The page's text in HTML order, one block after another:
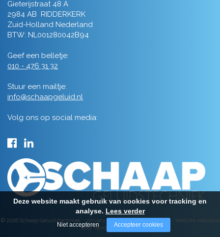
Gieterijstraat 48 A
2984 AB RIDDERKERK
Zuid-Holland Nederland
BTW: NL001280042B94
Geef een belletje:
010 - 476 31 32
Stuur een mailtje:
info@schaapgeluid.nl
Volg ons op social media:
© 2026 Schaap Geluidstechniek - privacy - algemene voorwaarden- Website realisatie
door Vanderperk Groep
Deze website maakt gebruik van cookies voor tracking en
analyse. Lees verder
Niet accepteren Accepteer cookies